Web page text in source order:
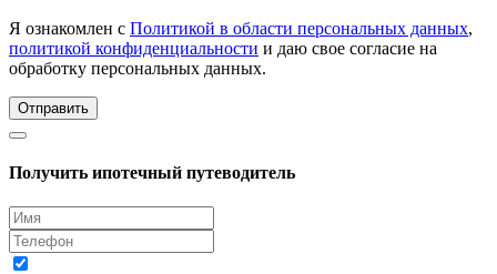
Я ознакомлен с Политикой в области персональных данных,
политикой конфиденциальности и даю свое согласие на
обработку персональных данных.
Отправить
Получить ипотечный путеводитель